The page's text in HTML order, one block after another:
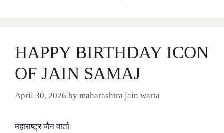
HAPPY BIRTHDAY ICON
OF JAIN SAMAJ
April 30, 2026 by maharashtra jain warta
महाराष्ट्र जैन वार्ता